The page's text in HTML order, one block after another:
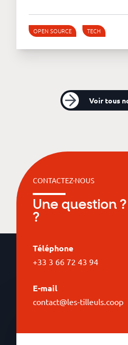
OPEN SOURCE TECH
Voir tous
CONTACTEZ-NOUS
Une question
?
Téléphone
+33 3 66 72 43 94
E-mail
contact@les-tilleuls.coop